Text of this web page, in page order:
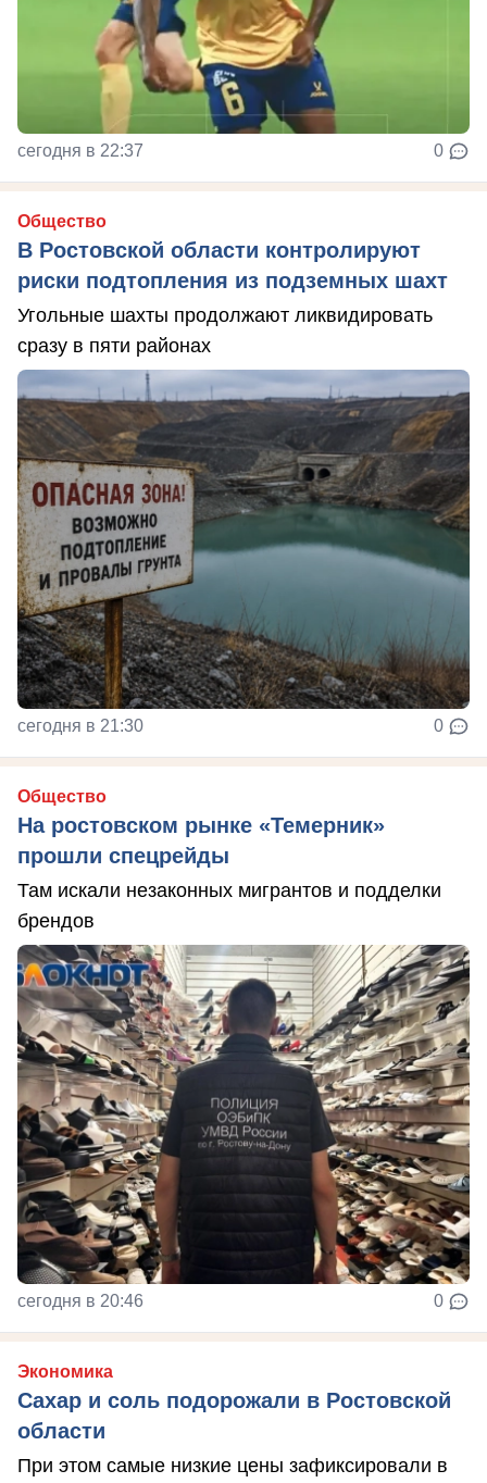
сегодня в 22:37 0
Общество
В Ростовской области контролируют
риски подтопления из подземных шахт
Угольные шахты продолжают ликвидировать
сразу в пяти районах
сегодня в 21:30 0
Общество
На ростовском рынке «Темерник»
прошли спецрейды
Там искали незаконных мигрантов и подделки
брендов
сегодня в 20:46 0
Экономика
Сахар и соль подорожали в Ростовской
области
При этом самые низкие цены зафиксировали в